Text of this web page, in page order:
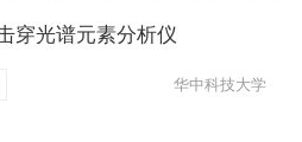
穿光谱元素分析仪
华中科技大学